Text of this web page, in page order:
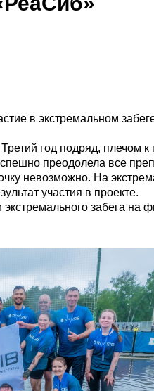
в экстремальном
год подряд, плечом к
преодолела все
невозможно. На
участия в проекте.
забега